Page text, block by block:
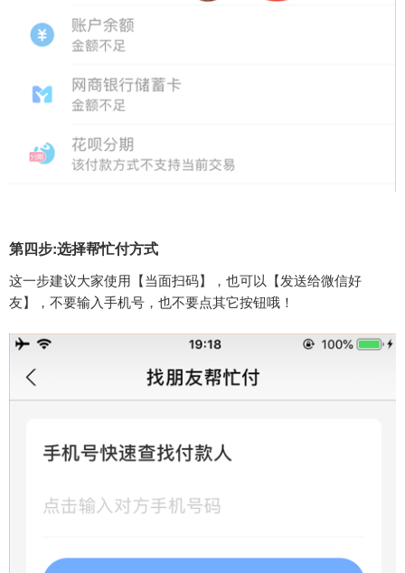
第四步:选择帮忙付方式
这一步建议大家使用【当面扫码】，也可以【发送给微信好
友】，不要输入手机号，也不要点其它按钮哦！